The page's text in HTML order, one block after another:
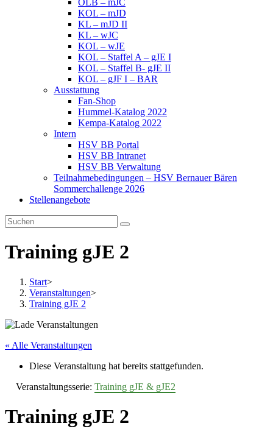
OLB – mJC
KOL – mJD
KL – mJD II
KL – wJC
KOL – wJE
KOL – Staffel A – gJE I
KOL – Staffel B- gJE II
KOL – gJF I – BAR
Ausstattung
Fan-Shop
Hummel-Katalog 2022
Kempa-Katalog 2022
Intern
HSV BB Portal
HSV BB Intranet
HSV BB Verwaltung
Teilnahmebedingungen – HSV Bernauer Bären
Sommerchallenge 2026
Stellenangebote
Training gJE 2
Start>
Veranstaltungen>
Training gJE 2
« Alle Veranstaltungen
Diese Veranstaltung hat bereits stattgefunden.
Veranstaltungsserie: Training gJE & gJE2
Training gJE 2